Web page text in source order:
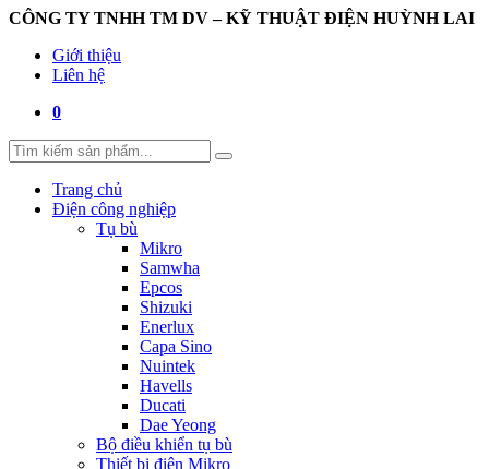
CÔNG TY TNHH TM DV – KỸ THUẬT ĐIỆN HUỲNH LAI
Giới thiệu
Liên hệ
0
Trang chủ
Điện công nghiệp
Tụ bù
Mikro
Samwha
Epcos
Shizuki
Enerlux
Capa Sino
Nuintek
Havells
Ducati
Dae Yeong
Bộ điều khiển tụ bù
Thiết bị điện Mikro